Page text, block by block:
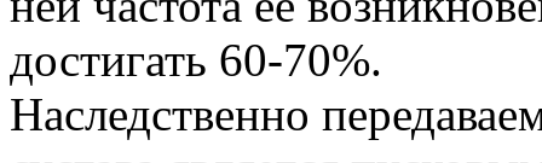
достигать 60-70%.
Наследственно